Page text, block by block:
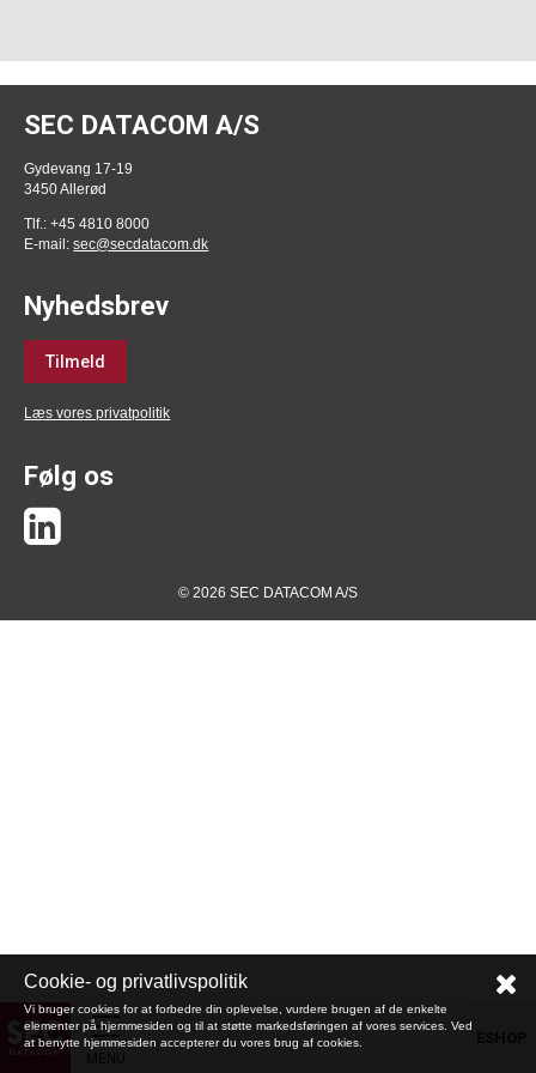
SEC DATACOM A/S
Gydevang 17-19
3450 Allerød
Tlf.: +45 4810 8000
E-mail:sec@secdatacom.dk
Nyhedsbrev
Tilmeld
Læs vores privatpolitik
Følg os
© 2026 SEC DATACOM A/S
Cookie- og privatlivspolitik
Vi bruger cookies for at forbedre din oplevelse, vurdere brugen af de enkelte
elementer på hjemmesiden og til at støtte markedsføringen af vores services. Ved
at benytte hjemmesiden accepterer du vores brug af cookies.